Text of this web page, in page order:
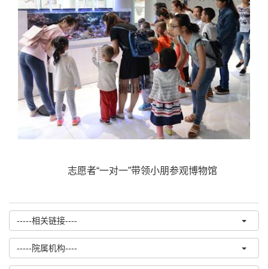
志愿者“一对一”带领小朋参观博物馆
-----相关链接----
-----院属机构----